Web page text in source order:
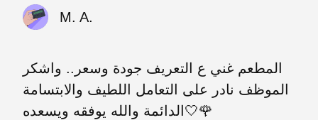
M. A.
المطعم غني ع التعريف جودة وسعر.. واشكر
الموظف نادر على التعامل اللطيف والابتسامة
الدائمة والله يوفقه ويسعده🤍🌹